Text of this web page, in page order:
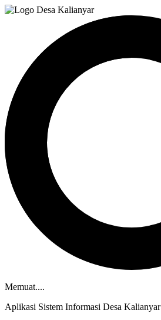
Memuat....
Aplikasi Sistem Informasi Desa Kalianyar